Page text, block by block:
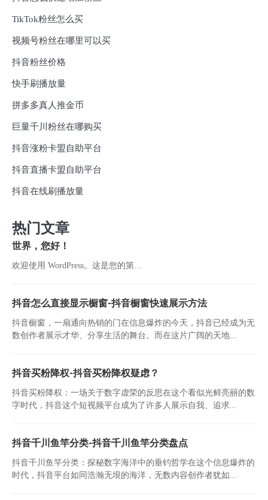
TikTok粉丝怎么买
视频号粉丝在哪里可以买
抖音粉丝价格
快手刷播放量
拼多多真人推金币
巨量千川粉丝在哪购买
抖音涨粉卡盟自助平台
抖音直播卡盟自助平台
抖音在线刷播放量
热门文章
世界，您好！
欢迎使用 WordPress。这是您的第…
抖音怎么直接显示橱窗-抖音橱窗快速展示方法
抖音橱窗，一扇通向热销的门在信息爆炸的今天，抖音已经成为无
数创作者展示才华、分享生活的舞台。而在这片广阔的天地...
抖音买粉降权-抖音买粉降权疑虑？
抖音买粉降权：一场关于数字虚荣的反思在这个看似光鲜亮丽的数
字时代，抖音这个短视频平台成为了许多人展示自我、追求...
抖音千川鱼竿分类-抖音千川鱼竿分类盘点
抖音千川鱼竿分类：探秘数字海洋中的垂钓哲学在这个信息爆炸的
时代，抖音平台如同浩瀚无垠的海洋，无数内容创作者犹如...